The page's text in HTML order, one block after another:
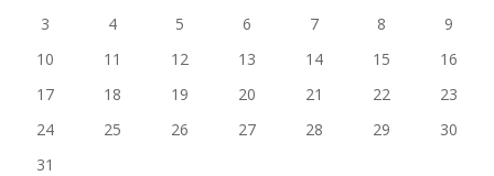
3
4 5 6 7 8
9
10
11 12 13 14 15
16
17
18 19 20 21 22
23
24
25 26 27 28 29
30
31